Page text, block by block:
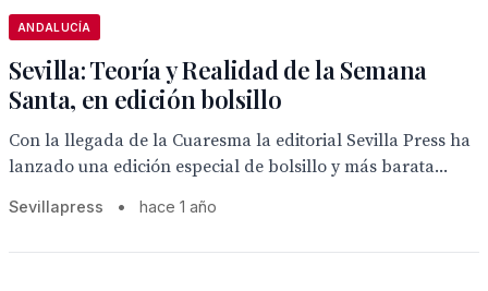
ANDALUCÍA
Sevilla: Teoría y Realidad de la Semana
Santa, en edición bolsillo
Con la llegada de la Cuaresma la editorial Sevilla Press ha
lanzado una edición especial de bolsillo y más barata...
Sevillapress • hace 1 año